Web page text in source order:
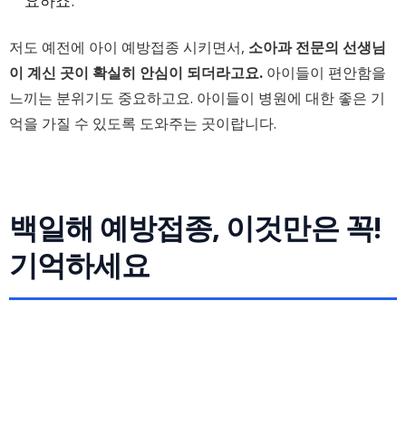
저도 예전에 아이 예방접종 시키면서, 소아과 전문의 선생님
이 계신 곳이 확실히 안심이 되더라고요. 아이들이 편안함을
느끼는 분위기도 중요하고요. 아이들이 병원에 대한 좋은 기
억을 가질 수 있도록 도와주는 곳이랍니다.
백일해 예방접종, 이것만은 꼭!
기억하세요